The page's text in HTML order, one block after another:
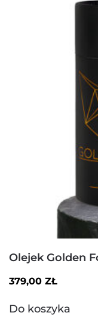
Olejek Golden
379,00 ZŁ
Do koszyka